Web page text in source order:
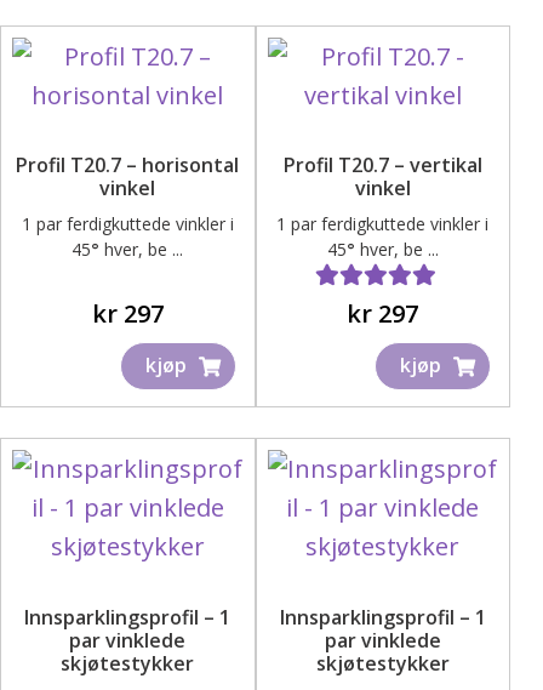
Profil T20.7 – horisontal
vinkel
1 par ferdigkuttede vinkler i
45° hver, be ...
kr297
kjøp
Profil T20.7 – vertikal
vinkel
1 par ferdigkuttede vinkler i
45° hver, be ...
Vurdert
kr 297
kjøp
Innsparklingsprofil – 1
par vinklede
skjøtestykker
Innsparklingsprofil – 1
par vinklede
skjøtestykker